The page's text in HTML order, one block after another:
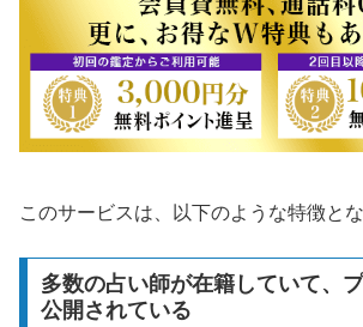
このサービスは、以下のような特徴とな
多数の占い師が在籍していて、
公開されている